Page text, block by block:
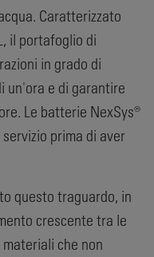
Caratterizzato
il portafoglio di
in grado di
un'ora e di garantire
Le batterie NexSys®
prima di aver
questo traguardo, in
crescente tra le
che non